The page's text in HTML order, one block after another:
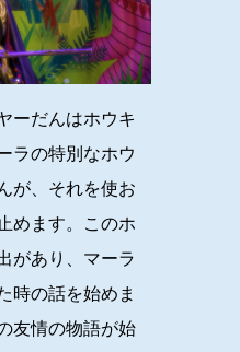
ーだんはホウキ
ラの特別なホウ
が、それを使お
めます。このホ
があり、マーラ
時の話を始めま
友情の物語が始